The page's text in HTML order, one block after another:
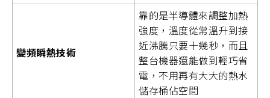
變頻瞬熱技術
靠的是半導體來調整加熱
強度，溫度從常溫升到接
近沸騰只要十幾秒，而且
整台機器還能做到輕巧省
電，不用再有大大的熱水
儲存桶佔空間